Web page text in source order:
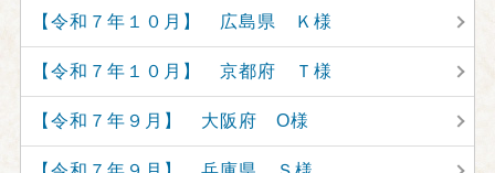
【令和７年１０月】 広島県 Ｋ様
【令和７年１０月】 京都府 Ｔ様
【令和７年９月】 大阪府 O様